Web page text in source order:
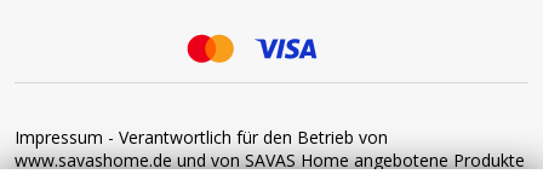
Impressum - Verantwortlich für den Betrieb von
www.savashome.de und von SAVAS Home angebotene Produkte